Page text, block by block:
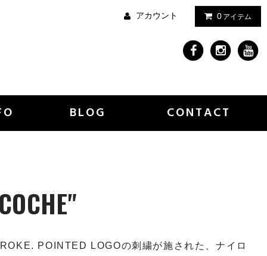
アカウント 0 アイテム
BLOG CONTACT
POINTED LOGOの刺繍が施された、ナイロ